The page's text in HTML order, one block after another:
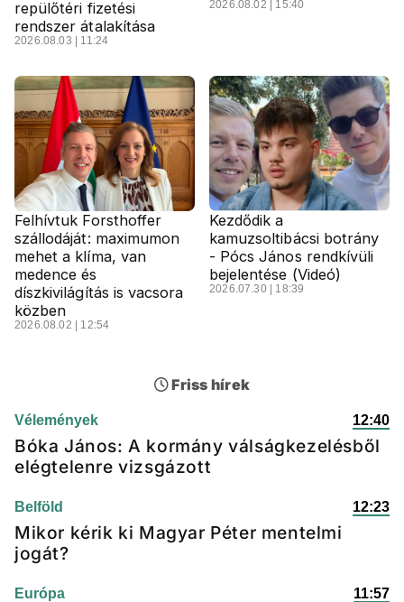
repülőtéri fizetési
rendszer átalakítása
2026.08.03 | 11:24
2026.08.02 | 15:40
Felhívtuk Forsthoffer
szállodáját: maximumon
mehet a klíma, van
medence és
díszkivilágítás is vacsora
közben
2026.08.02 | 12:54
Kezdődik a
kamuzsoltibácsi botrány
- Pócs János rendkívüli
bejelentése (Videó)
2026.07.30 | 18:39
Friss hírek
Vélemények 12:40
Bóka János: A kormány válságkezelésből
elégtelenre vizsgázott
Belföld 12:23
Mikor kérik ki Magyar Péter mentelmi
jogát?
Európa 11:57